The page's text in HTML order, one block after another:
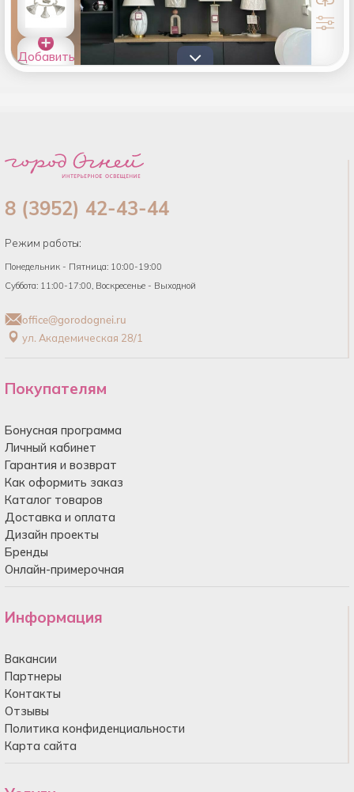
Добавить
товары в
8 (3952) 42-43-44
Режим работы:
Понедельник - Пятница: 10:00-19:00
Суббота: 11:00-17:00, Воскресенье - Выходной
office@gorodognei.ru
ул. Академическая 28/1
Покупателям
Бонусная программа
Личный кабинет
Гарантия и возврат
Как оформить заказ
Каталог товаров
Доставка и оплата
Дизайн проекты
Бренды
Онлайн-примерочная
Информация
Вакансии
Партнеры
Контакты
Отзывы
Политика конфиденциальности
Карта сайта